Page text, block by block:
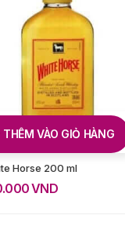
THÊM VÀO GIỎ HÀNG
Horse 200 ml
VND